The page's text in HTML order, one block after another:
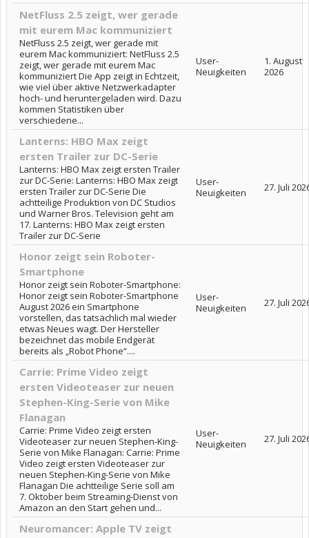
NetFluss 2.5 zeigt, wer gerade
mit eurem Mac kommuniziert
NetFluss 2.5 zeigt, wer gerade mit
eurem Mac kommuniziert: NetFluss 2.5
zeigt, wer gerade mit eurem Mac
kommuniziert Die App zeigt in Echtzeit,
wie viel über aktive Netzwerkadapter
hoch- und heruntergeladen wird. Dazu
kommen Statistiken über
verschiedene...
User-
Neuigkeiten
1. August
2026
Lanterns: HBO Max zeigt
ersten Trailer zur DC-Serie
Lanterns: HBO Max zeigt ersten Trailer
zur DC-Serie: Lanterns: HBO Max zeigt
ersten Trailer zur DC-Serie Die
achtteilige Produktion von DC Studios
und Warner Bros. Television geht am
17. Lanterns: HBO Max zeigt ersten
Trailer zur DC-Serie
User-
Neuigkeiten
27. Juli
Honor zeigt sein Roboter-
Smartphone
Honor zeigt sein Roboter-Smartphone:
Honor zeigt sein Roboter-Smartphone
August 2026 ein Smartphone
vorstellen, das tatsächlich mal wieder
etwas Neues wagt. Der Hersteller
bezeichnet das mobile Endgerät
bereits als „Robot Phone“....
User-
Neuigkeiten
27. Juli
Carrie: Prime Video zeigt
ersten Videoteaser zur neuen
Stephen-King-Serie von Mike
Flanagan
Carrie: Prime Video zeigt ersten
Videoteaser zur neuen Stephen-King-
Serie von Mike Flanagan: Carrie: Prime
Video zeigt ersten Videoteaser zur
neuen Stephen-King-Serie von Mike
Flanagan Die achtteilige Serie soll am
7. Oktober beim Streaming-Dienst von
Amazon an den Start gehen und...
User-
Neuigkeiten
27. Juli
Neuromancer: Apple TV zeigt